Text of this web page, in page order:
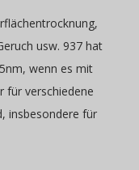
usw. 937 hat
wenn es mit
für verschiedene
insbesondere für